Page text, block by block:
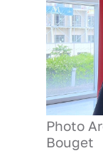
Photo
Bouget